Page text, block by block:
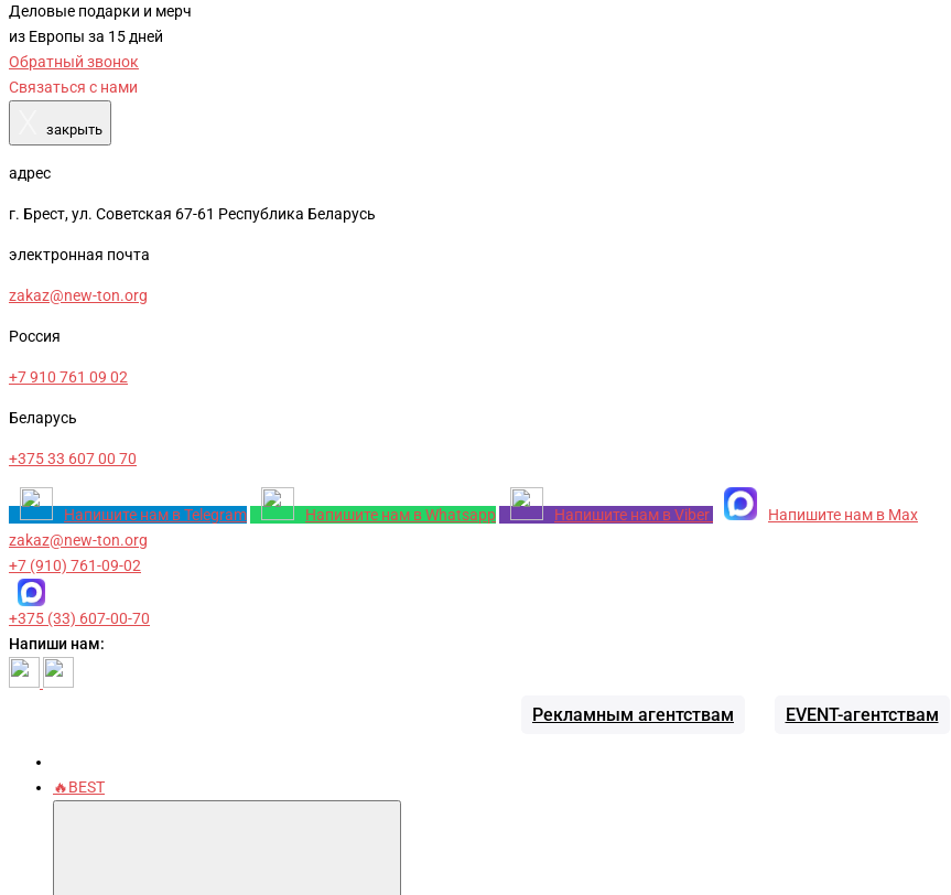
Деловые подарки и мерч
из Европы за 15 дней
Обратный звонок
Связаться с нами
закрыть
адрес
г. Брест, ул. Советская 67-61 Республика Беларусь
электронная почта
zakaz@new-ton.org
Россия
+7 910 761 09 02
Беларусь
+375 33 607 00 70
Напишите нам в Telegram Напишите нам в Whatsapp Напишите нам в Viber
Напишите нам в Max
zakaz@new-ton.org
+7 (910) 761-09-02
+375 (33) 607-00-70
Напиши нам:
Рекламным агентствам EVENT-агентствам
🔥BEST